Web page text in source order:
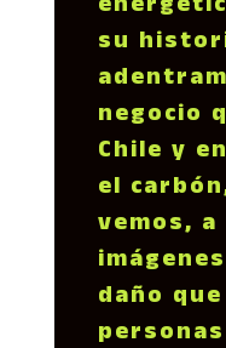
su
negocio
Chile y
el
vemos,
daño